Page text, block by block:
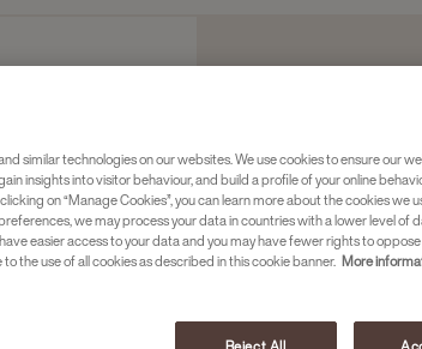
similar technologies on our websites. We use cookies to ensure our
insights into visitor behaviour, and build a profile of your online
on “Manage Cookies”, you can learn more about the cookies we
we may process your data in countries with a lower level of
easier access to your data and you may have fewer rights to
the use of all cookies as described in this cookie banner. More